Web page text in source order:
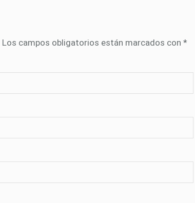
Los campos obligatorios están marcados con *